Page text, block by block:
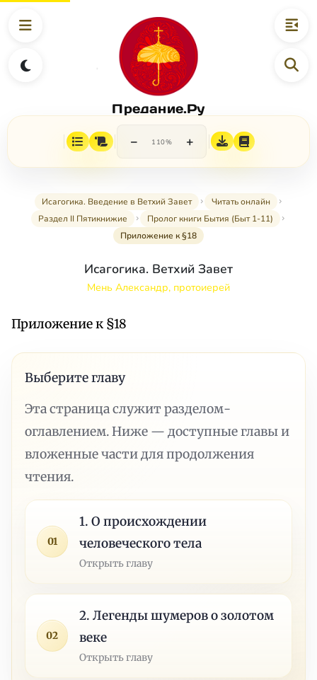
Предание.Ру
− 110% +
Исагогика. Введение в Ветхий Завет
Читать онлайн
Раздел II Пятикнижие
Пролог книги Бытия (Быт 1-11)
Приложение к §18
Исагогика. Ветхий Завет
Мень Александр, протоиерей
Приложение к §18
Выберите главу
Эта страница служит разделом-
оглавлением. Ниже — доступные главы и
вложенные части для продолжения
чтения.
01
1. О происхождении
человеческого тела
Открыть главу
02
2. Легенды шумеров о золотом
веке
Открыть главу